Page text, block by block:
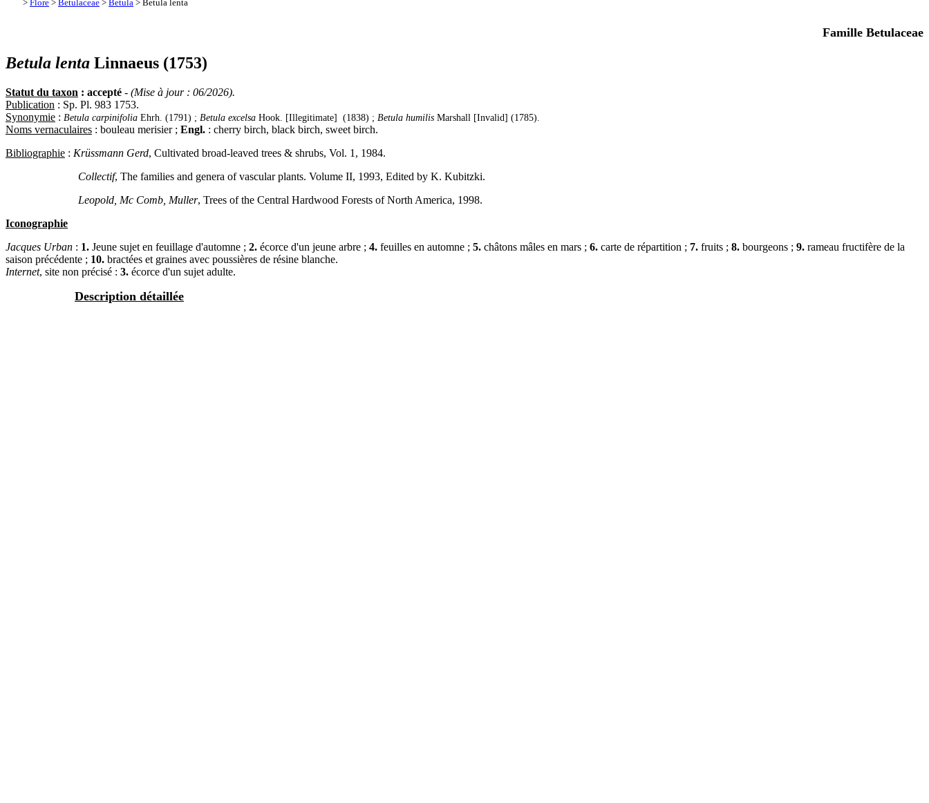
> Flore > Betulaceae > Betula > Betula lenta
Famille Betulaceae
Betula lenta Linnaeus (1753)
Statut du taxon : accepté - (Mise à jour : 06/2026).
Publication : Sp. Pl. 983 1753.
Synonymie : Betula carpinifolia Ehrh. (1791) ; Betula excelsa Hook. [Illegitimate] (1838) ; Betula humilis Marshall [Invalid] (1785).
Noms vernaculaires : bouleau merisier ; Engl. : cherry birch, black birch, sweet birch.
Bibliographie : Krüssmann Gerd, Cultivated broad-leaved trees & shrubs, Vol. 1, 1984.
Collectif, The families and genera of vascular plants. Volume II, 1993, Edited by K. Kubitzki.
Leopold, Mc Comb, Muller, Trees of the Central Hardwood Forests of North America, 1998.
Iconographie
Jacques Urban : 1. Jeune sujet en feuillage d'automne ; 2. écorce d'un jeune arbre ; 4. feuilles en automne ; 5. châtons mâles en mars ; 6. carte de répartition ; 7. fruits ; 8. bourgeons ; 9. rameau fructifère de la
saison précédente ; 10. bractées et graines avec poussières de résine blanche.
Internet, site non précisé : 3. écorce d'un sujet adulte.
Description détaillée